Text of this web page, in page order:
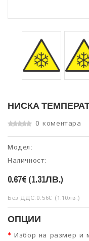
НИСКА
0 коментара
Модел:
Наличност:
0.67€ (1.31ЛВ.)
Без ДДС:0.56€ (1.10лв.)
ОПЦИИ
Избор на размер и